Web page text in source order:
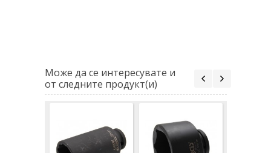
Може да се интересувате и
от следните продукт(и)